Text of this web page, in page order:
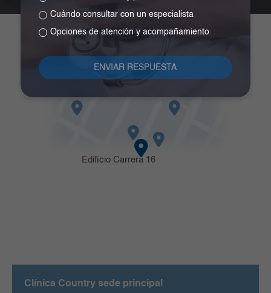
Servicio Cirugía Bariátrica y Metabólica
Edificio Carrera 16
Clínica Country sede principal
Cuándo consultar con un especialista
Opciones de atención y acompañamiento